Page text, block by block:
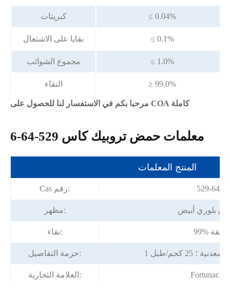
كبريتات ≤ 0.04%
بقايا على الاشتعال ≤ 0.1%
مجموع الشوائب ≤ 1.0%
النقاء ≥ 99.0%
مرحبا بكم في الاستفسار لنا للحصول على COA كاملة
معلمات حمض تروبيك كاس 529-64-6
المنتج المعلمات
Cas رقم: 529-64-6
مظهر: بلوري أبيض
نقاء: 99% دقيقة
حزمة التفاصيل: ؛ 25 كجم/طبل
العلامة التجارية: